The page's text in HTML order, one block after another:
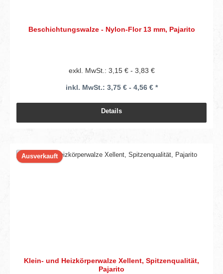
Beschichtungswalze - Nylon-Flor 13 mm, Pajarito
exkl. MwSt.: 3,15 € - 3,83 €
inkl. MwSt.: 3,75 € - 4,56 € *
Details
Ausverkauft
Klein- und Heizkörperwalze Xellent, Spitzenqualität,
Pajarito